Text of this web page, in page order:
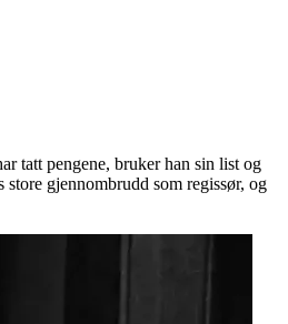
tatt pengene, bruker han sin list og
gjennombrudd som regissør, og